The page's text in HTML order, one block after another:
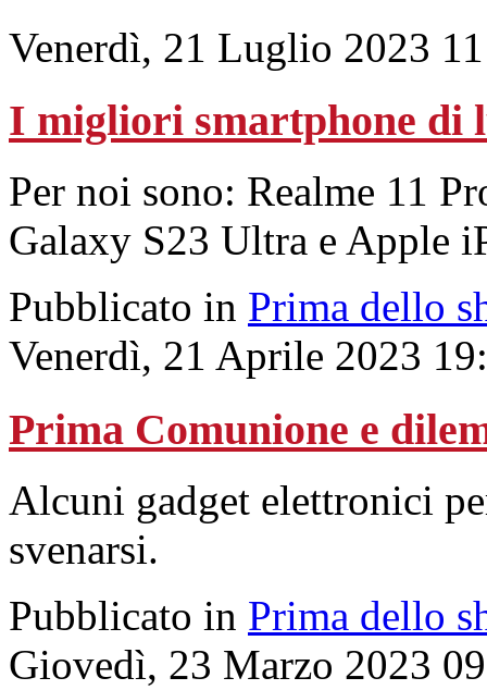
Venerdì, 21 Luglio 2023
I migliori smartphone di
Per noi sono: Realme 11
Galaxy S23 Ultra e Apple
Pubblicato in Prima dello
Venerdì, 21 Aprile 2023
Prima Comunione e
Alcuni gadget elettronici
svenarsi.
Pubblicato in Prima dello
Giovedì, 23 Marzo 2023